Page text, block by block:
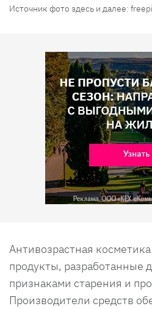
Источник фото здесь и далее:
Антивозрастная
продукты, разработанные
признаками старения и
Производители средств